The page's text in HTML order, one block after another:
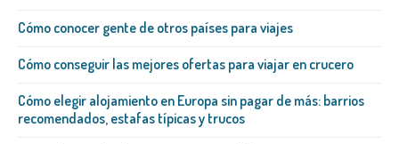
Cómo conocer gente de otros países para viajes
Cómo conseguir las mejores ofertas para viajar en crucero
Cómo elegir alojamiento en Europa sin pagar de más: barrios
recomendados, estafas típicas y trucos